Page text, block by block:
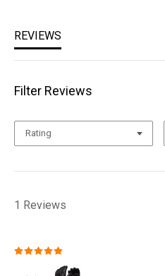
품질보증기준
블랙다이아몬드 코리아 / TEL : 1644-4807